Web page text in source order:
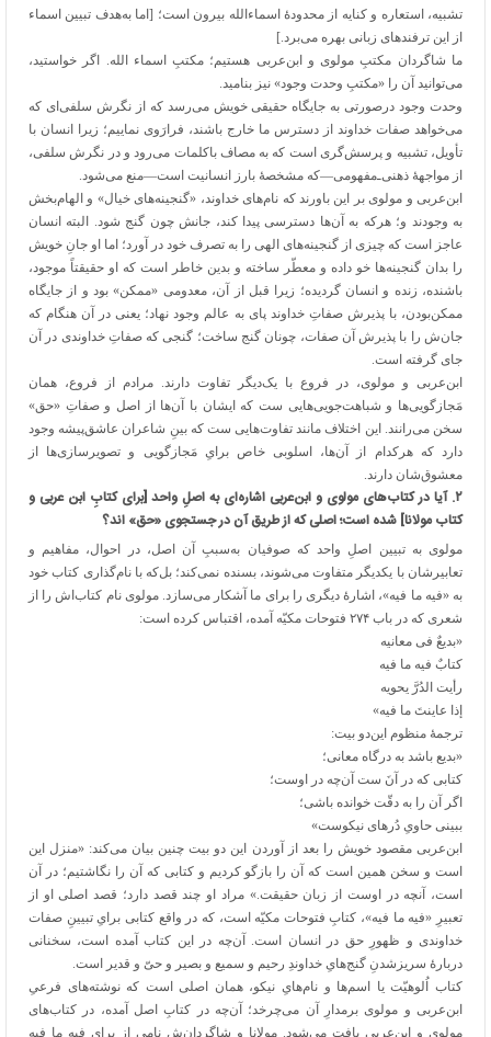
تشبیه، استعاره و کنایه از محدودهٔ اسماءالله بیرون است؛ [اما به‌هدف تبیین اسماء
از این ترفندهای زبانی بهره می‌برد.]
ما شاگردان مکتبِ مولوی و ابن‌عربی هستیم؛ مکتبِ اسماء الله. اگر خواستید،
می‌توانید آن را «مکتبِ وحدت وجود» نیز بنامید.
وحدت وجود درصورتی به جایگاه حقیقی خویش می‌رسد که از نگرش سلفی‌ای که
می‌خواهد صفات خداوند از دسترس ما خارج باشند، فرارَوی نماییم؛ زیرا انسان با
تأویل، تشبیه و پرسش‌گری است که به مصاف باکلمات می‌رود و در نگرش سلفی،
از مواجههٔ ذهنی‌ـ‌مفهومی—که مشخصهٔ بارز انسانیت است—منع می‌شود.
ابن‌عربی و مولوی بر این باورند که نام‌های خداوند، «گنجینه‌های خیال» و الهام‌بخش
به وجودند و؛ هرکه به آن‌ها دسترسی پیدا کند، جانش چون گنج شود. البته انسان
عاجز است که چیزی از گنجینه‌های الهی را به تصرف خود در آورد؛ اما او جانِ خویش
را بدان گنجینه‌ها خو داده و معطّر ساخته و بدین خاطر است که او حقیقتاً موجود،
باشنده، زنده و انسان گردیده؛ زیرا قبل از آن، معدومی «ممکن» بود و از جایگاه
ممکن‌بودن، با پذیرش صفاتِ خداوند پای به عالم وجود نهاد؛ یعنی در آن هنگام که
جان‌ش را با پذیرش آن صفات، چونان گنج ساخت؛ گنجی که صفاتِ خداوندی در آن
جای گرفته است.
ابن‌عربی و مولوی، در فروع با یک‌دیگر تفاوت دارند. مرادم از فروع، همان
مَجازگویی‌ها و شباهت‌جویی‌هایی ست که ایشان با آن‌ها از اصل و صفاتِ «حق»
سخن می‌رانند. این اختلاف مانند تفاوت‌هایی ست که بینِ شاعران عاشق‌پیشه وجود
دارد که هرکدام از آن‌ها، اسلوبی خاص برایِ مَجازگویی و تصویرسازی‌ها از
معشوق‌شان دارند.
۲.آیا در کتاب‌های مولوی و ابن‌عربی اشاره‌ای به اصلِ واحد [برای کتابِ ابن عربی و
کتاب مولانا] شده است؛ اصلی که از طریق آن در جستجوی «حق» اند؟
مولوی به تبیین اصلِ واحد که صوفیان به‌سببِ آن اصل، در احوال، مفاهیم و
تعابیرشان با یکدیگر متفاوت می‌شوند، بسنده نمی‌کند؛ بل‌که با نام‌گذاری کتاب خود
به «فیه ما فیه»، اشارهٔ دیگری را برای ما آشکار می‌سازد. مولوی نام کتاب‌اش را از
شعری که در باب ۲۷۴ فتوحات مکیّه آمده، اقتباس کرده است:
«بدیعٌ فی معانیه
کتابٌ فیه ما فیه
رأیت الدُرَّ یحویه
إذا عاینتَ ما فیه»
ترجمهٔ منظوم این‌دو بیت:
«بدیع باشد به درگاه معانی؛
کتابی که در آنَ ست آن‌چه در اوست؛
اگر آن را به دقّت خوانده باشی؛
ببینی حاویِ دُرهای نیکوست»
ابن‌عربی مقصود خویش را بعد از آوردن این دو بیت چنین بیان می‌کند: «منزل این
است و سخن همین است که آن را بازگو کردیم و کتابی که آن را نگاشتیم؛ در آن
است، آنچه در اوست از زبان حقیقت.» مراد او چند قصد دارد؛ قصد اصلی او از
تعبیرِ «فیه ما فیه»، کتابِ فتوحات مکیّه است، که در واقع کتابی برایِ تبیینِ صفات
خداوندی و ظهورِ حق در انسان است. آن‌چه در این کتاب آمده است، سخنانی
دربارهٔ سریزشدنِ گنج‌هایِ خداوندِ رحیم و سمیع و بصیر و حیّ و قدیر است.
کتاب اُلوهیّت یا اسم‌ها و نام‌هایِ نیکو، همان اصلی است که نوشته‌های فرعیِ
ابن‌عربی و مولوی برمدارِ آن می‌چرخد؛ آن‌چه در کتابِ اصل آمده، در کتاب‌های
مولوی و ابن‌عربی یافت می‌شود. مولانا و شاگردان‌ش نامی از برای فیه ما فیه